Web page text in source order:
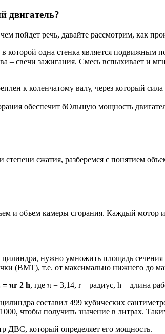
двигатель?
пойдет речь, давайте рассмотрим, как
в которой одна стенка является
– свечи зажигания. Смесь вспыхивает и
к коленчатому валу, через который
обеспечит бОльшую мощность
сжатия, разберемся с понятием
и объем камеры сгорания. Каждый мотор
цилиндра, нужно умножить площадь
(ВМТ), т.е. от максимально нижнего до
= πr 2 h, где π = 3,14, r – радиус, h – длина
составил 499 кубических
чтобы получить значение в литрах.
ДВС, который определяет его мощность.